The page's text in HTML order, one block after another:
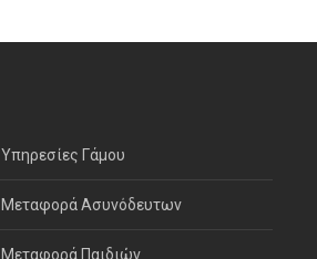
Υπηρεσίες Γάμου
Μεταφορά Ασυνόδευτων
Μεταφορά Παιδιών